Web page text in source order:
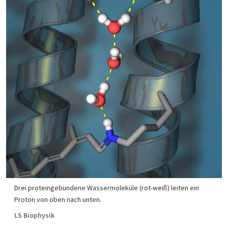
Drei proteingebundene Wassermoleküle (rot-weiß) leiten ein
Proton von oben nach unten.
LS Biophysik